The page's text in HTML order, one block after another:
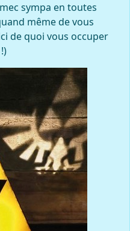
sympa en toutes
même de vous
de quoi vous occuper